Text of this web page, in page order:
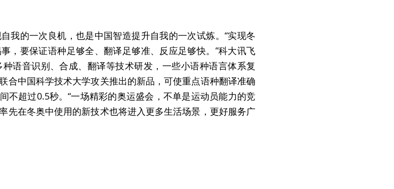
的一次良机，也是中国智造提升自我的一次试炼。“实现冬
，要保证语种足够全、翻译足够准、反应足够快。”科大讯飞
语音识别、合成、翻译等技术研发，一些小语种语言体系复
合中国科学技术大学攻关推出的新品，可使重点语种翻译准确
不超过0.5秒。“一场精彩的奥运盛会，不单是运动员能力的竞
先在冬奥中使用的新技术也将进入更多生活场景，更好服务广